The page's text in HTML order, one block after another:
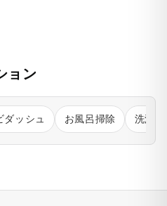
ョン
ダッシュ お風呂掃除 洗濯